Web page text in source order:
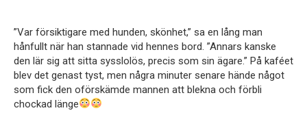
”Var försiktigare med hunden, skönhet,” sa en lång man
hånfullt när han stannade vid hennes bord. ”Annars kanske
den lär sig att sitta sysslolös, precis som sin ägare.” På kaféet
blev det genast tyst, men några minuter senare hände något
som fick den oförskämde mannen att blekna och förbli
chockad länge